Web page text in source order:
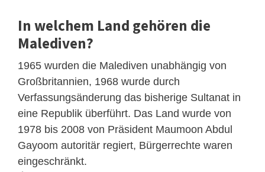
In welchem Land gehören die
Malediven?
1965 wurden die Malediven unabhängig von
Großbritannien, 1968 wurde durch
Verfassungsänderung das bisherige Sultanat in
eine Republik überführt. Das Land wurde von
1978 bis 2008 von Präsident Maumoon Abdul
Gayoom autoritär regiert, Bürgerrechte waren
eingeschränkt.